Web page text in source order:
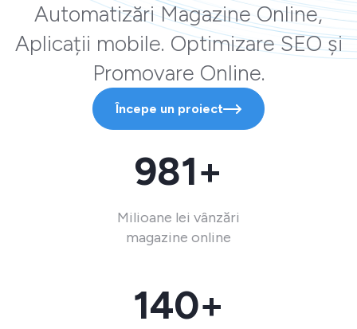
Automatizări Magazine Online,
Aplicații mobile. Optimizare SEO și
Promovare Online.
Începe un proiect
981+
Milioane lei vânzări
magazine online
140+